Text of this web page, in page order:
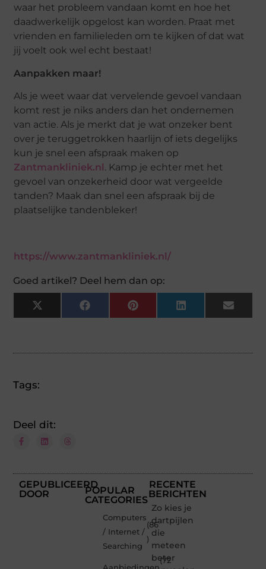
waar het probleem vandaan komt en hoe het
daadwerkelijk opgelost kan worden. Praat met
vrienden en familieleden om te kijken of dat wat
jij voelt ook wel echt bestaat!
Aanpakken maar!
Als je weet waar dat vervelende gevoel vandaan
komt rest je niks anders dan het ondernemen
van actie. Als je merkt dat je wat onzeker bent
over je teruggetrokken haarlijn of iets degelijks
kun je snel een afspraak maken op
Zantmankliniek.nl . Kamp je echter met het
gevoel van onzekerheid door wat vergeelde
tanden? Maak dan snel een afspraak bij de
plaatselijke tandenbleker!
https://www.zantmankliniek.nl/
Goed artikel? Deel hem dan op:
X
(Twitter)
FacebookPinterestLinkedInEmail
Tags:
Deel dit:
GEPUBLICEERD
DOOR
POPULAR
CATEGORIES
Computers
/ Internet /
Searching
(86
)
(72
RECENTE
BERICHTEN
Zo kies je
dartpijlen
die
meteen
beter